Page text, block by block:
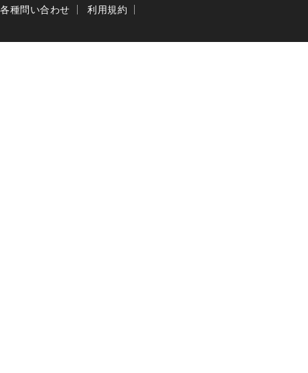
各種問い合わせ
利用規約